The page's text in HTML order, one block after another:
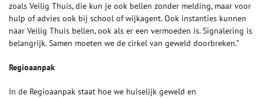
zoals Veilig Thuis, die kun je ook bellen zonder melding, maar voor
hulp of advies ook bij school of wijkagent. Ook instanties kunnen
naar Veilig Thuis bellen, ook als er een vermoeden is. Signalering is
belangrijk. Samen moeten we de cirkel van geweld doorbreken.”
Regioaanpak
In de Regioaanpak staat hoe we huiselijk geweld en